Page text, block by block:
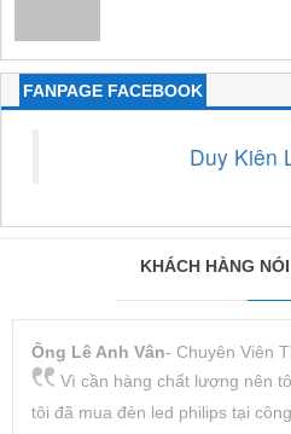
FANPAGE FACEBOOK
Duy Kiên
KHÁCH HÀNG
Ông Lê Anh Vân- Chuyên Viên
Vì cần hàng chất lượng nên
tôi đã mua đèn led philips tại